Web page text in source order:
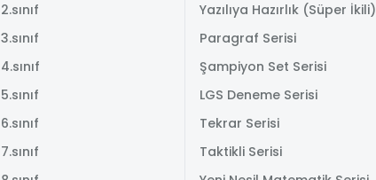
2.sınıf
3.sınıf
4.sınıf
5.sınıf
6.sınıf
7.sınıf
Yazılıya Hazırlık (Süper İkili)
Paragraf Serisi
Şampiyon Set Serisi
LGS Deneme Serisi
Tekrar Serisi
Taktikli Serisi